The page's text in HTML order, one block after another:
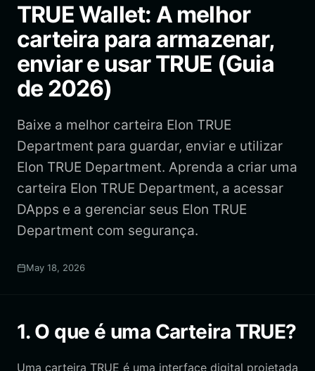
Bahasa Indonesia
ภาษาไทย
हिन्दी
Español
Português (Brasil)
TRUE Wallet: A melhor
carteira para armazenar,
enviar e usar TRUE (Guia
de 2026)
Baixe a melhor carteira Elon TRUE
Department para guardar, enviar e utilizar
Elon TRUE Department. Aprenda a criar uma
carteira Elon TRUE Department, a acessar
DApps e a gerenciar seus Elon TRUE
Department com segurança.
May 18, 2026
1. O que é uma Carteira TRUE?
Uma carteira TRUE é uma interface digital projetada